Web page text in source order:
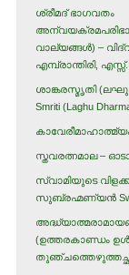
ശ്രീമദ് ഭാഗവതം
വാല്യങ്ങള്‍) –
എമ്പ്രാന്തിരി,
ശാങ്കരസ്മൃതി
Smriti (Laghu
കാവേരീമാഹാത്മ്യം
സ്തവരത്നമാല –
സ്വാമിയുടെ
സുബ്രഹ്മണ്യന്‍
അദ്ധ്യാത്മരാമായണം
(ഉത്തരകാണ്ഡം